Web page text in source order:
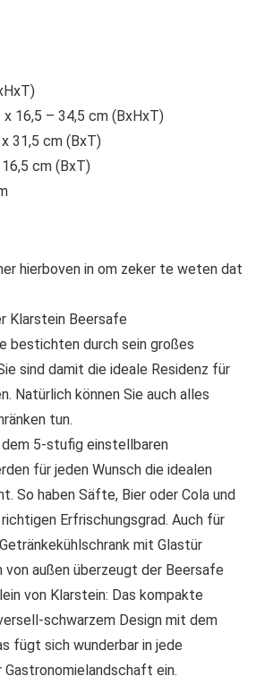
x 16,5 – 34,5 cm (BxHxT)
31,5 cm (BxT)
cm (BxT)
hierboven in om zeker te weten dat
Klarstein Beersafe
bestichten durch sein großes
sind damit die ideale Residenz für
Natürlich können Sie auch alles
tun.
dem 5-stufig einstellbaren
für jeden Wunsch die idealen
So haben Säfte, Bier oder Cola und
Erfrischungsgrad. Auch für
mit Glastür
von außen überzeugt der Beersafe
von Klarstein: Das kompakte
schwarzem Design mit dem
fügt sich wunderbar in jede
ein.